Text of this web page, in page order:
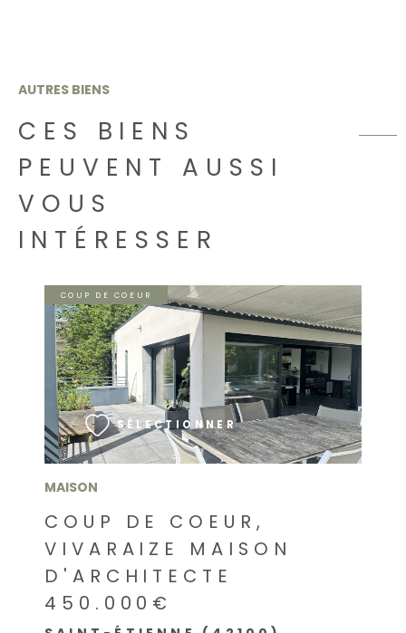
AUTRES BIENS
CES BIENS
PEUVENT AUSSI
VOUS
INTÉRESSER
MAISON
COUP DE COEUR,
VIVARAIZE MAISON
D'ARCHITECTE
450.000€
COUP DE COEUR
SÉLECTIONNER
VOIR LE BIEN